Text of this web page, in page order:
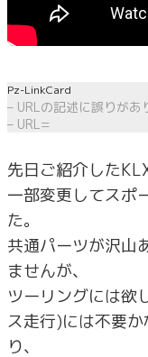
Pz-LinkCard
– URLの記述に誤りがあ
– URL=
先日ご紹介した
一部変更してスポ
た。
共通パーツが沢山
ませんが、
ツーリングには欲
ス走行)には不要
り、